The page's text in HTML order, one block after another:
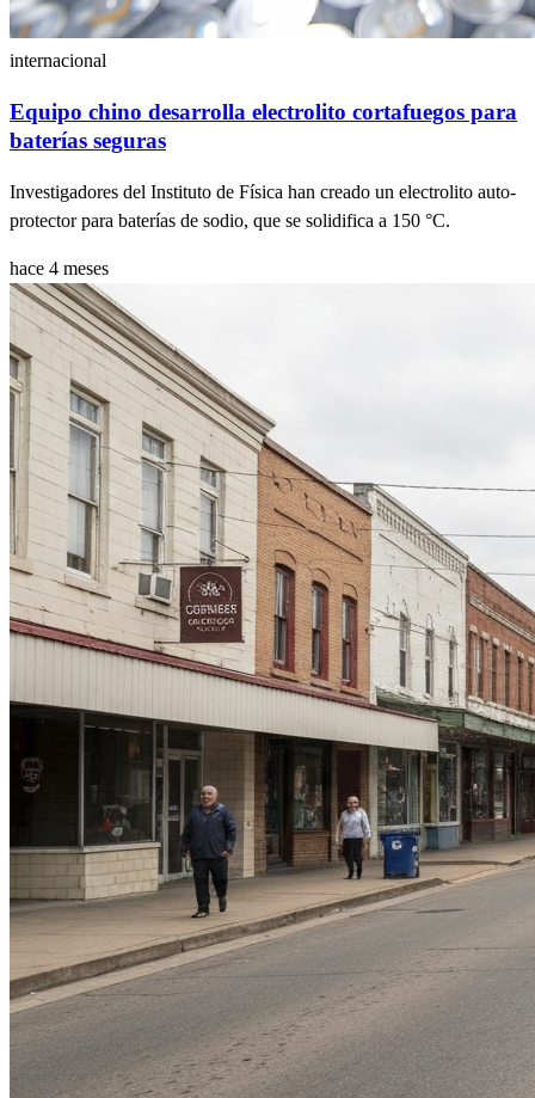
internacional
Equipo chino desarrolla electrolito cortafuegos para
baterías seguras
Investigadores del Instituto de Física han creado un electrolito auto-
protector para baterías de sodio, que se solidifica a 150 °C.
hace 4 meses